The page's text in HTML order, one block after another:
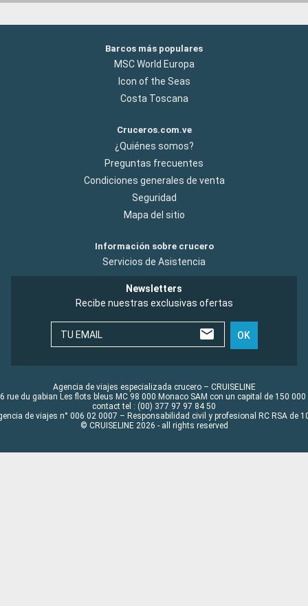
Barcos más populares
MSC World Europa
Icon of the Seas
Costa Toscana
Cruceros.com.ve
¿Quiénes somos?
Preguntas frecuentes
Condiciones generales de venta
Seguridad
Mapa del sitio
Información sobre crucero
Servicios de Asistencia
Newsletters
Recibe nuestras exclusivas ofertas
TU EMAIL OK
Agencia de viajes especializada crucero – CRUISELINE
rue du gabian Les flots bleus MC 98 000 Monaco SAM con un capital de 150 000
contact tel : (00) 377 97 97 84 50
de viajes n° 006 02 0007 – Responsabilidad civil y profesional RC RSA de
© CRUISELINE 2026 - all rights reserved